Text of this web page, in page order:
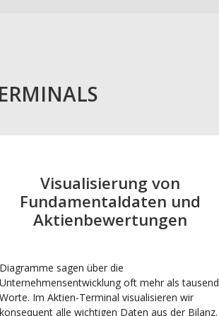
Visualisierung von
Fundamentaldaten und
Aktienbewertungen
sagen über die
oft mehr als tausend
Im Aktien-Terminal visualisieren wir
alle wichtigen Daten aus der Bilanz.